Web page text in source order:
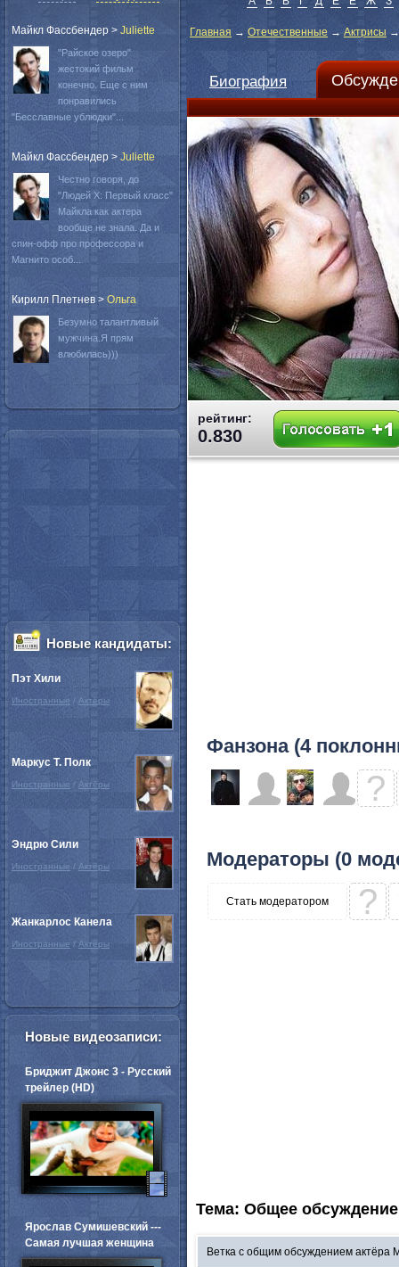
Главная → Отечественные → Актрисы
Биография
рейтинг:
0.830
Фанзона (4
?
Модераторы (0
Стать модератором ?
Тема: Общее обсуждение
Ветка с общим обсуждением актёра
Майкл Фассбендер > Juliette
"Райское озеро"
жестокий фильм
конечно. Еще с ним
понравились
"Бесславные ублюдки"...
Майкл Фассбендер > Juliette
Честно говоря, до
"Людей Х: Первый класс"
Майкла как актера
вообще не знала. Да и
спин-офф про профессора и
Магнито особ...
Кирилл Плетнев > Oльга
Безумно талантливый
мужчина.Я прям
влюбилась)))
Новые кандидаты:
Пэт Хили
Иностранные / Актёры
Маркус Т. Полк
Иностранные / Актёры
Эндрю Сили
Иностранные / Актёры
Жанкарлос Канела
Иностранные / Актёры
Новые видеозаписи:
Бриджит Джонс 3 - Русский
трейлер (HD)
Ярослав Сумишевский ---
Самая лучшая женщина